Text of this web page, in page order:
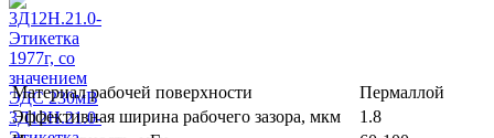
3Д12Н.21.0-
Материал рабочей поверхности
Пермаллой
Эффективная ширина рабочего зазора, мкм
1.8